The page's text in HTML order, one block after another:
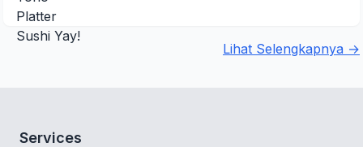
Lihat Selengkapnya →
Services